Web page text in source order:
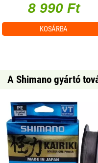
8 990 Ft
KOSÁRBA
A Shimano gyártó